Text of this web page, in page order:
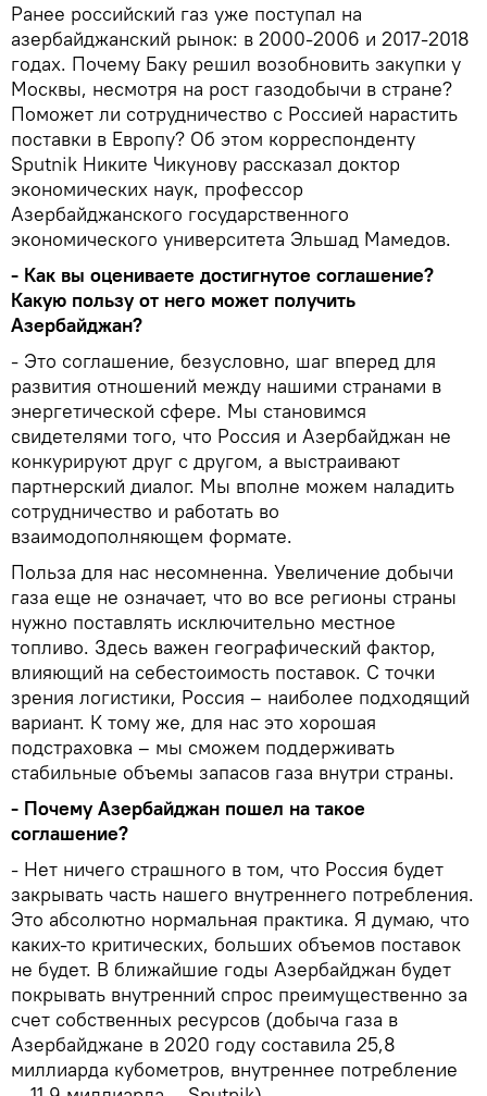
Ранее российский газ уже поступал на
азербайджанский рынок: в 2000-2006 и 2017-2018
годах. Почему Баку решил возобновить закупки у
Москвы, несмотря на рост газодобычи в стране?
Поможет ли сотрудничество с Россией нарастить
поставки в Европу? Об этом корреспонденту
Sputnik Никите Чикунову рассказал доктор
экономических наук, профессор
Азербайджанского государственного
экономического университета Эльшад Мамедов.
- Как вы оцениваете достигнутое соглашение?
Какую пользу от него может получить
Азербайджан?
- Это соглашение, безусловно, шаг вперед для
развития отношений между нашими странами в
энергетической сфере. Мы становимся
свидетелями того, что Россия и Азербайджан не
конкурируют друг с другом, а выстраивают
партнерский диалог. Мы вполне можем наладить
сотрудничество и работать во
взаимодополняющем формате.
Польза для нас несомненна. Увеличение добычи
газа еще не означает, что во все регионы страны
нужно поставлять исключительно местное
топливо. Здесь важен географический фактор,
влияющий на себестоимость поставок. С точки
зрения логистики, Россия – наиболее подходящий
вариант. К тому же, для нас это хорошая
подстраховка – мы сможем поддерживать
стабильные объемы запасов газа внутри страны.
- Почему Азербайджан пошел на такое
соглашение?
- Нет ничего страшного в том, что Россия будет
закрывать часть нашего внутреннего потребления.
Это абсолютно нормальная практика. Я думаю, что
каких-то критических, больших объемов поставок
не будет. В ближайшие годы Азербайджан будет
покрывать внутренний спрос преимущественно за
счет собственных ресурсов (добыча газа в
Азербайджане в 2020 году составила 25,8
миллиарда кубометров, внутреннее потребление